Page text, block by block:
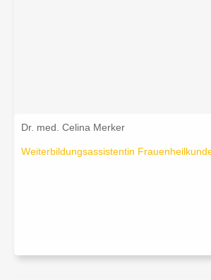
Dr. med. Celina Merker
Weiterbildungsassistentin